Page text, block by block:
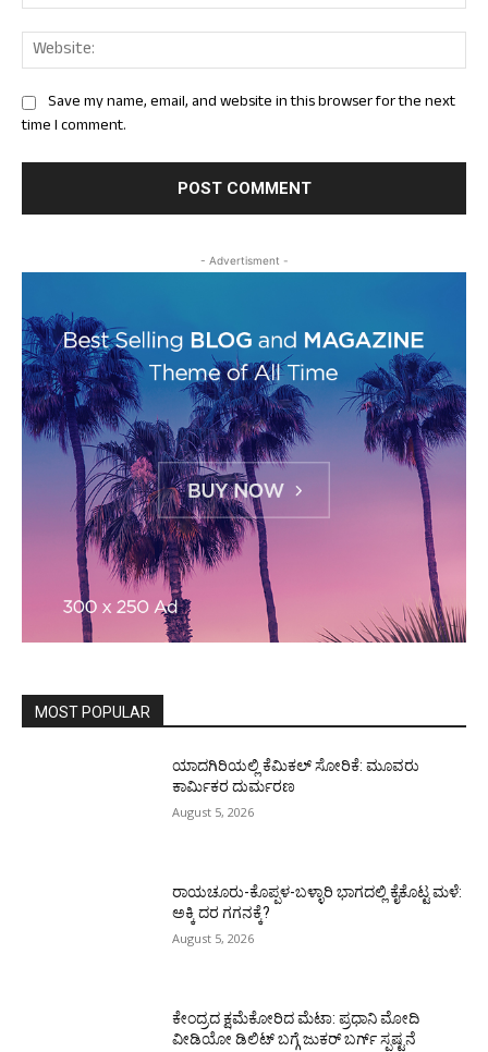
Save my name, email, and website in this browser for the next
time I comment.
- Advertisment -
MOST POPULAR
ಯಾದಗಿರಿಯಲ್ಲಿ ಕೆಮಿಕಲ್ ಸೋರಿಕೆ: ಮೂವರು
ಕಾರ್ಮಿಕರ ದುರ್ಮರಣ
August 5, 2026
ರಾಯಚೂರು-ಕೊಪ್ಪಳ-ಬಳ್ಳಾರಿ ಭಾಗದಲ್ಲಿ ಕೈಕೊಟ್ಟ ಮಳೆ:
ಅಕ್ಕಿ ದರ ಗಗನಕ್ಕೆ?
August 5, 2026
ಕೇಂದ್ರದ ಕ್ಷಮೆಕೋರಿದ ಮೆಟಾ: ಪ್ರಧಾನಿ ಮೋದಿ
ವೀಡಿಯೋ ಡಿಲಿಟ್ ಬಗ್ಗೆ ಜುಕರ್ ಬರ್ಗ್ ಸ್ಪಷ್ಟನೆ